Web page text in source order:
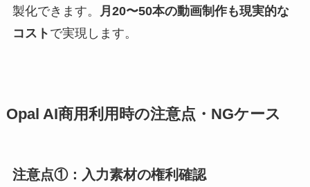
製化できます。
月20〜50本の動画制作も現実的な
コスト で実現します。
Opal AI商用利用時の注意点・NGケース
注意点①：入力素材の権利確認